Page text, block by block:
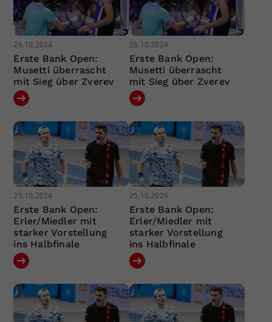
26.10.2024
Erste Bank Open:
Musetti überrascht
mit Sieg über Zverev
26.10.2024
Erste Bank Open:
Musetti überrascht
mit Sieg über Zverev
25.10.2024
Erste Bank Open:
Erler/Miedler mit
starker Vorstellung
ins Halbfinale
25.10.2024
Erste Bank Open:
Erler/Miedler mit
starker Vorstellung
ins Halbfinale